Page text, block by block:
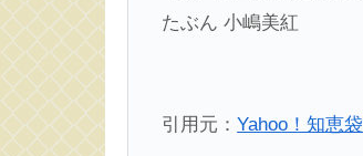
たぶん 小嶋美紅
引用元：Yahoo！知恵袋